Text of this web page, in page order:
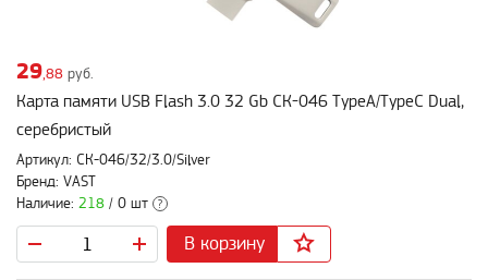
29,88 руб.
Карта памяти USB Flash 3.0 32 Gb СК-046 TypeA/TypeC Dual,
серебристый
Артикул: СК-046/32/3.0/Silver
Бренд: VAST
Наличие: 218 / 0 шт ?
В корзину